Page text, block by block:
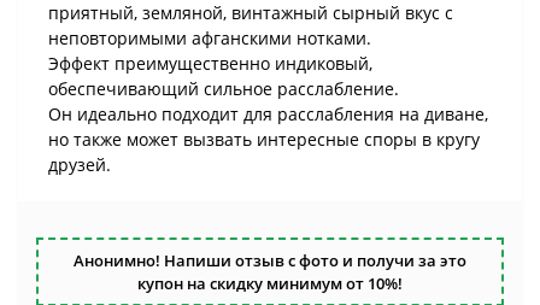
приятный, земляной, винтажный сырный вкус с
неповторимыми афганскими нотками.
Эффект преимущественно индиковый,
обеспечивающий сильное расслабление.
Он идеально подходит для расслабления на диване,
но также может вызвать интересные споры в кругу
друзей.
Анонимно! Напиши отзыв с фото и получи за это
купон на скидку минимум от 10%!